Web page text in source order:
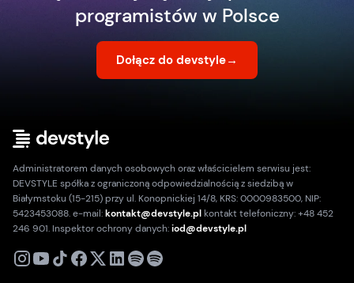
programistów w Polsce
Dołącz do devstyle→
Administratorem danych osobowych oraz właścicielem serwisu jest:
DEVSTYLE spółka z ograniczoną odpowiedzialnością z siedzibą w
Białymstoku (15-215) przy ul. Konopnickiej 14/8, KRS: 0000983500, NIP:
5423453088. e-mail:kontakt@devstyle.plkontakt telefoniczny: +48 452
246 901. Inspektor ochrony danych:iod@devstyle.pl
X